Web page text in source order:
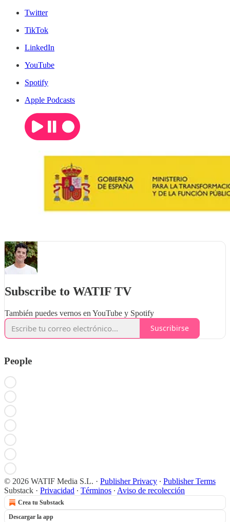
Twitter
TikTok
LinkedIn
YouTube
Spotify
Apple Podcasts
Subscribe to WATIF TV
También puedes vernos en YouTube y Spotify
Suscribirse
People
© 2026 WATIF Media S.L. · Publisher Privacy ∙ Publisher Terms
Substack · Privacidad ∙ Términos ∙ Aviso de recolección
Crea tu Substack
Descargar la app